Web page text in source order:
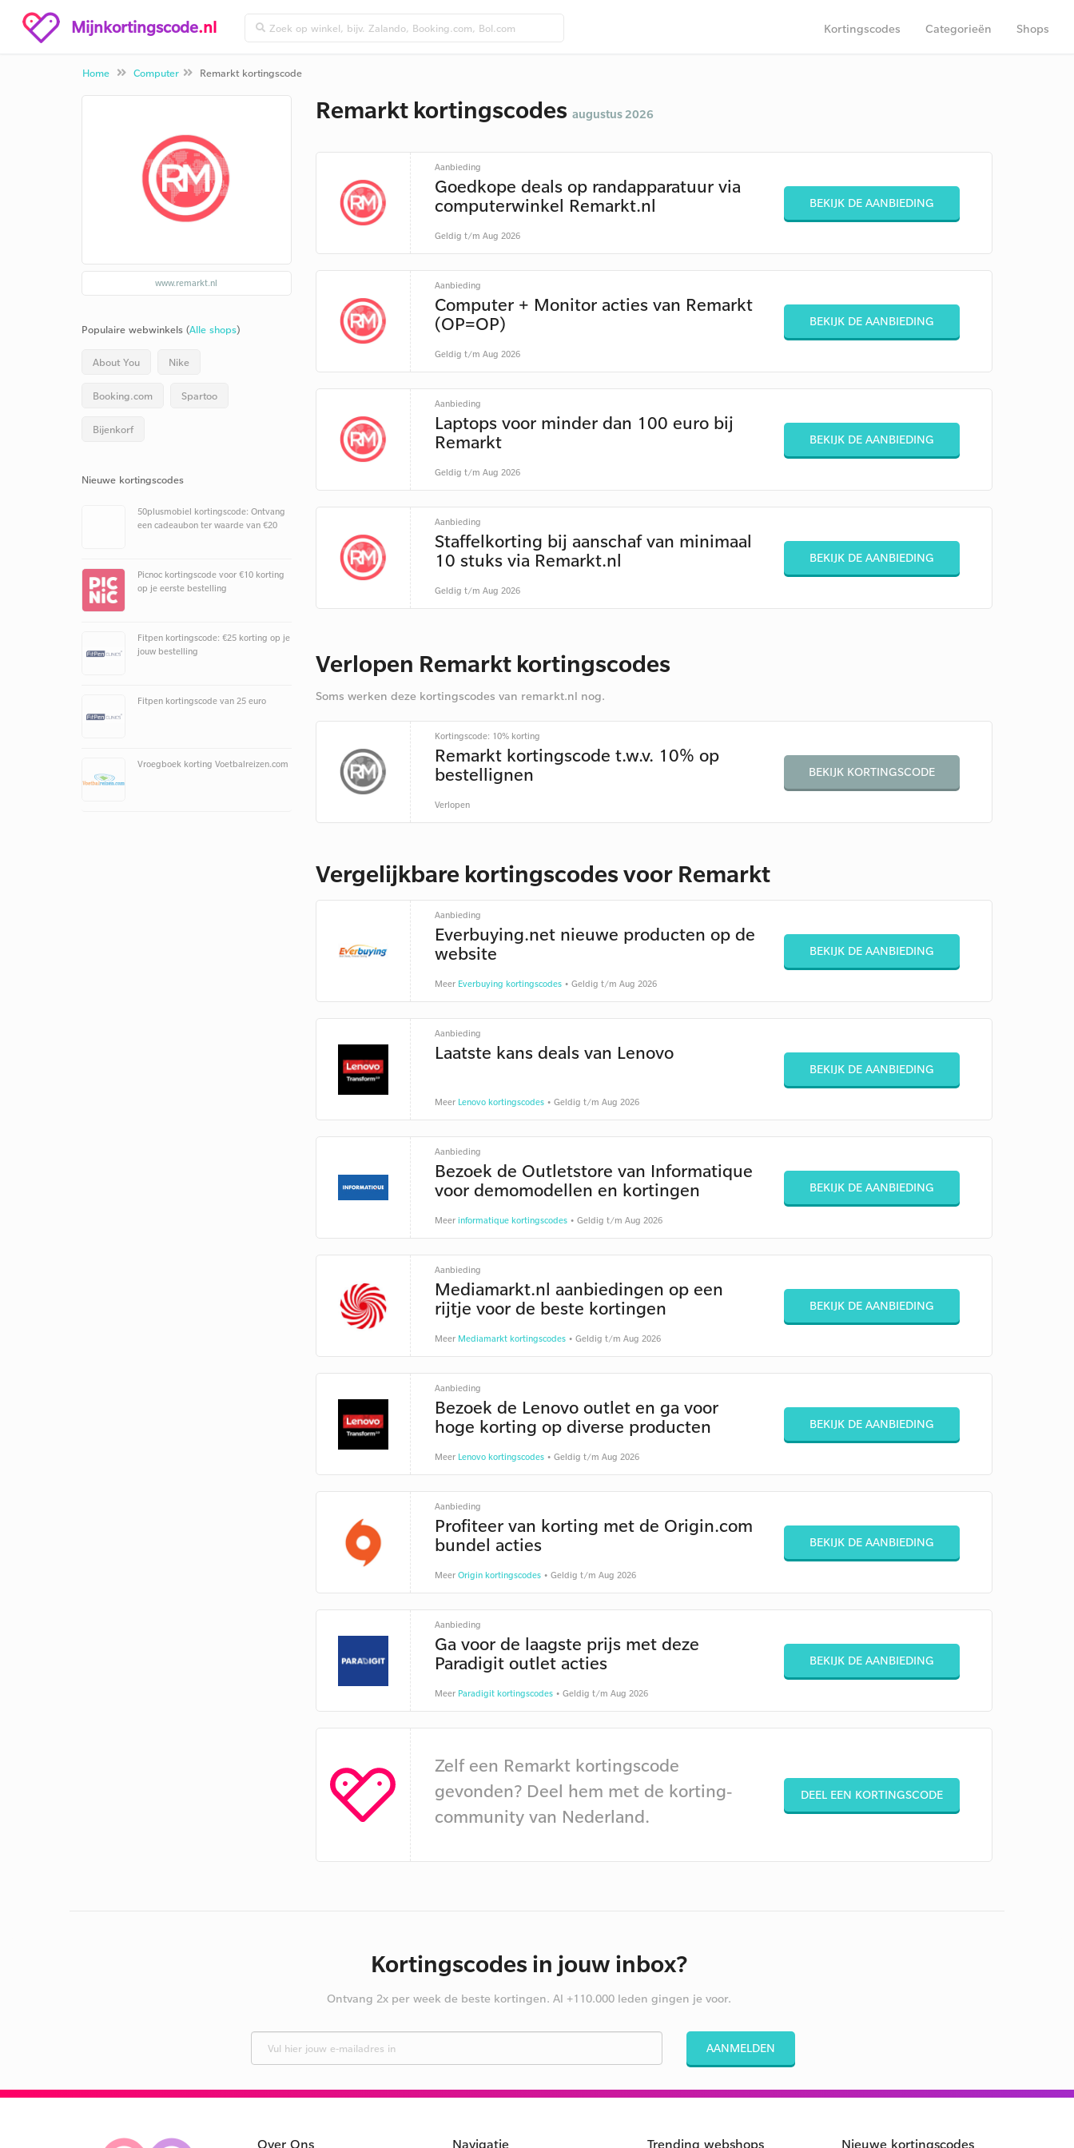
Mijnkortingscode.nl Kortingscodes Categorieën Shops
Home Computer Remarkt kortingscode
Remarkt kortingscodes augustus 2026
Aanbieding
Goedkope deals op randapparatuur via
computerwinkel Remarkt.nl
Geldig t/m Aug 2026
BEKIJK DE AANBIEDING
Aanbieding
Computer + Monitor acties van Remarkt
(OP=OP)
Geldig t/m Aug 2026
BEKIJK DE AANBIEDING
Aanbieding
Laptops voor minder dan 100 euro bij
Remarkt
Geldig t/m Aug 2026
BEKIJK DE AANBIEDING
Aanbieding
Staffelkorting bij aanschaf van minimaal
10 stuks via Remarkt.nl
Geldig t/m Aug 2026
BEKIJK DE AANBIEDING
Verlopen Remarkt kortingscodes
Soms werken deze kortingscodes van remarkt.nl nog.
Kortingscode: 10% korting
Remarkt kortingscode t.w.v. 10% op
bestellignen
Verlopen
BEKIJK KORTINGSCODE
Vergelijkbare kortingscodes voor Remarkt
Aanbieding
Everbuying.net nieuwe producten op de
website
Meer Everbuying kortingscodes• Geldig t/m Aug 2026
BEKIJK DE AANBIEDING
Aanbieding
Laatste kans deals van Lenovo
Meer Lenovo kortingscodes• Geldig t/m Aug 2026
BEKIJK DE AANBIEDING
Aanbieding
Bezoek de Outletstore van Informatique
voor demomodellen en kortingen
Meer informatique kortingscodes• Geldig t/m Aug 2026
BEKIJK DE AANBIEDING
Aanbieding
Mediamarkt.nl aanbiedingen op een
rijtje voor de beste kortingen
Meer Mediamarkt kortingscodes• Geldig t/m Aug 2026
BEKIJK DE AANBIEDING
Aanbieding
Bezoek de Lenovo outlet en ga voor
hoge korting op diverse producten
Meer Lenovo kortingscodes• Geldig t/m Aug 2026
BEKIJK DE AANBIEDING
Aanbieding
Profiteer van korting met de Origin.com
bundel acties
Meer Origin kortingscodes• Geldig t/m Aug 2026
BEKIJK DE AANBIEDING
Aanbieding
Ga voor de laagste prijs met deze
Paradigit outlet acties
Meer Paradigit kortingscodes• Geldig t/m Aug 2026
BEKIJK DE AANBIEDING
Zelf een Remarkt kortingscode
gevonden? Deel hem met de korting-
community van Nederland.
DEEL EEN KORTINGSCODE
www.remarkt.nl
Populaire webwinkels (Alle shops)
About You Nike
Booking.com Spartoo
Bijenkorf
Nieuwe kortingscodes
50plusmobiel kortingscode: Ontvang
een cadeaubon ter waarde van €20
Picnoc kortingscode voor €10 korting
op je eerste bestelling
Fitpen kortingscode: €25 korting op je
jouw bestelling
Fitpen kortingscode van 25 euro
Vroegboek korting Voetbalreizen.com
Kortingscodes in jouw inbox?
Ontvang 2x per week de beste kortingen. Al +110.000 leden gingen je voor.
AANMELDEN
Over Ons Navigatie Trending webshops Nieuwe kortingscodes